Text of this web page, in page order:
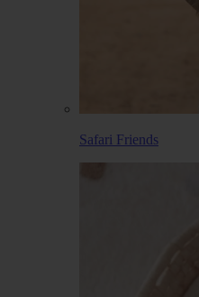
Safari Friends